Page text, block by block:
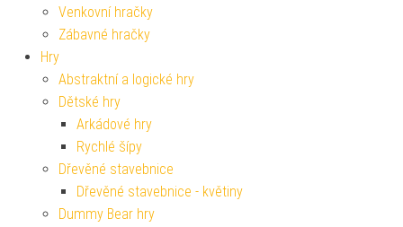
Venkovní hračky
Zábavné hračky
Hry
Abstraktní a logické hry
Dětské hry
Arkádové hry
Rychlé šípy
Dřevěné stavebnice
Dřevěné stavebnice - květiny
Dummy Bear hry